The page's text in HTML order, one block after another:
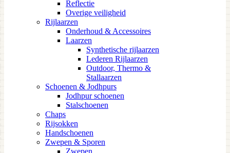
Reflectie
Overige veiligheid
Rijlaarzen
Onderhoud & Accessoires
Laarzen
Synthetische rijlaarzen
Lederen Rijlaarzen
Outdoor, Thermo &
Stallaarzen
Schoenen & Jodhpurs
Jodhpur schoenen
Stalschoenen
Chaps
Rijsokken
Handschoenen
Zwepen & Sporen